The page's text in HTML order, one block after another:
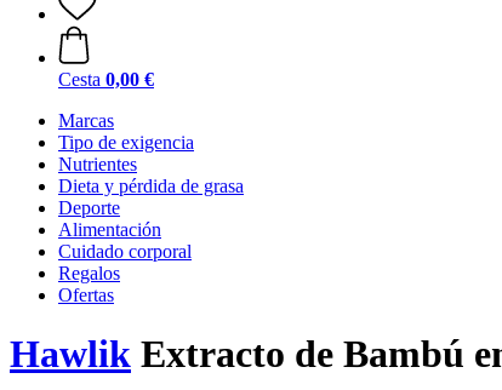
Cesta 0,00 €
Marcas
Tipo de exigencia
Nutrientes
Dieta y pérdida de grasa
Deporte
Alimentación
Cuidado corporal
Regalos
Ofertas
Hawlik Extracto de Bambú